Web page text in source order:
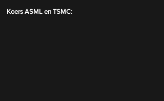
Koers ASML en TSMC: